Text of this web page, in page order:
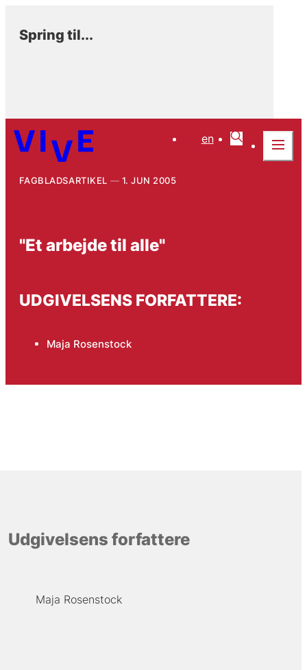
Spring til...
en
FAGBLADSARTIKEL 1. JUN 2005
"Et arbejde til alle"
UDGIVELSENS FORFATTERE:
Maja Rosenstock
Udgivelsens forfattere
Maja Rosenstock